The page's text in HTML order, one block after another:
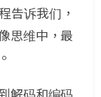
告诉我们，
思维中，最